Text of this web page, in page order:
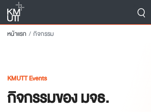
หน้าแรก กิจกรรม
KMUTT Events
กิจกรรมของ มจธ.